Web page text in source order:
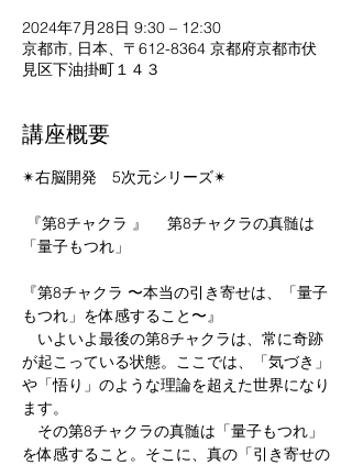
2024年7月28日 9:30 – 12:30
京都市, 日本、〒612-8364 京都府京都市伏
見区下油掛町１４３
講座概要
✴︎右脳開発　5次元シリーズ✴︎
『第8チャクラ 』 　第8チャクラの真髄は
『第8チャクラ 〜本当の引き寄せは、「量子
もつれ」を体感すること〜』
いよいよ最後の第8チャクラは、常に奇跡
が起こっている状態。ここでは、「気づき」
や「悟り」のような理論を超えた世界になり
ます。
その第8チャクラの真髄は「量子もつれ」
を体感すること。そこに、真の「引き寄せの